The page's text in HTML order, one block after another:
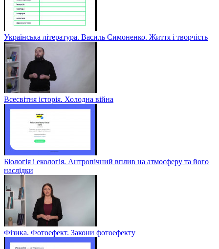
Українська література. Василь Симоненко. Життя і творчість
Всесвітня історія. Холодна війна
Біологія і екологія. Антропічний вплив на атмосферу та його
наслідки
Фізика. Фотоефект. Закони фотоефекту